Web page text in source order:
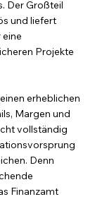
Der Großteil
und liefert
Projekte
erheblichen
Margen und
vollständig
Denn
Finanzamt